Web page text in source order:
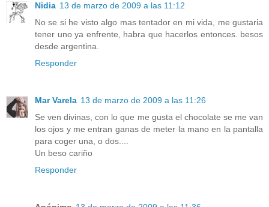
Nidia 13 de marzo de 2009 a las 11:12
No se si he visto algo mas tentador en mi vida, me gustaria
tener uno ya enfrente, habra que hacerlos entonces. besos
desde argentina.
Responder
Mar Varela 13 de marzo de 2009 a las 11:26
Se ven divinas, con lo que me gusta el chocolate se me van
los ojos y me entran ganas de meter la mano en la pantalla
para coger una, o dos....
Un beso cariño
Responder